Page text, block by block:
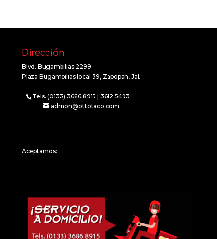
Dirección
Blvd. Bugambilias 2299
Plaza Bugambilias local 39, Zapopan, Jal.
Tels. (0133) 3686 8915 | 3612 5493
admon@ottotaco.com
Aceptamos: